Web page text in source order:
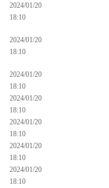
2024/01/20
18:10
2024/01/20
18:10
2024/01/20
18:10
2024/01/20
18:10
2024/01/20
18:10
2024/01/20
18:10
2024/01/20
18:10